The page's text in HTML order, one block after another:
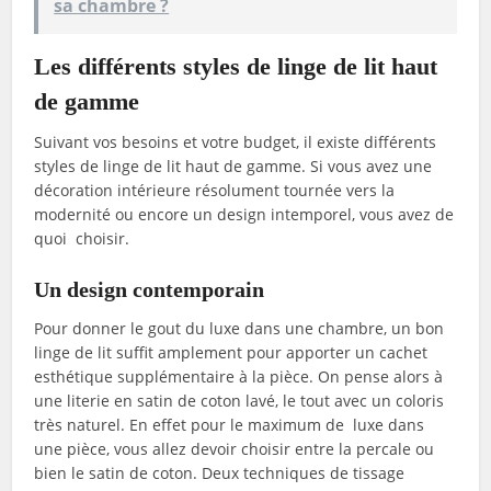
sa chambre ?
Les différents styles de linge de lit haut
de gamme
Suivant vos besoins et votre budget, il existe différents
styles de linge de lit haut de gamme. Si vous avez une
décoration intérieure résolument tournée vers la
modernité ou encore un design intemporel, vous avez de
quoi choisir.
Un design contemporain
Pour donner le gout du luxe dans une chambre, un bon
linge de lit suffit amplement pour apporter un cachet
esthétique supplémentaire à la pièce. On pense alors à
une literie en satin de coton lavé, le tout avec un coloris
très naturel. En effet pour le maximum de luxe dans
une pièce, vous allez devoir choisir entre la percale ou
bien le satin de coton. Deux techniques de tissage